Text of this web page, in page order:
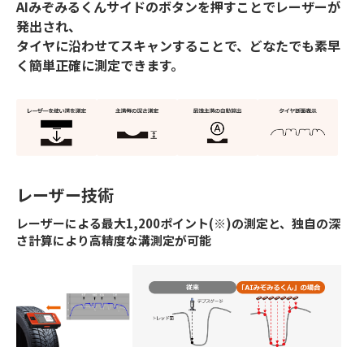
AIみぞみるくんサイドのボタンを押すことでレーザーが
発出され、
タイヤに沿わせてスキャンすることで、どなたでも素早
く簡単正確に測定できます。
レーザー技術
レーザーによる最大1,200ポイント(※)の測定と、独自の深
さ計算により高精度な溝測定が可能